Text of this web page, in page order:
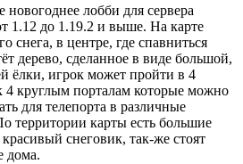
новогоднее лобби для сервера
1.12 до 1.19.2 и выше. На карте
снега, в центре, где спавниться
дерево, сделанное в виде большой,
ёлки, игрок может пройти в 4
4 круглым порталам которые можно
для телепорта в различные
территории карты есть большие
снеговик, так-же стоят
дома.